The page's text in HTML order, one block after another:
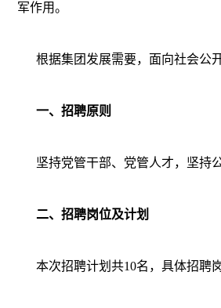
军作用。
根据集团发展需要，面向社会公
一、招聘原则
坚持党管干部、党管人才，坚持
二、招聘岗位及计划
本次招聘计划共10名，具体招聘